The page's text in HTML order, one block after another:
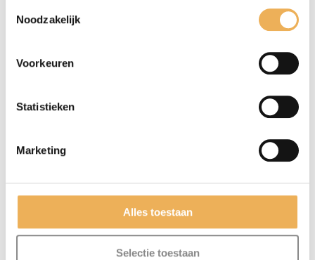
Noodzakelijk
Voorkeuren
Statistieken
Marketing
Alles toestaan
Selectie toestaan
deze browser voor de volgende keer wanneer